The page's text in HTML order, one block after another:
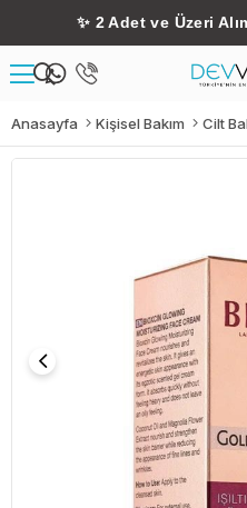
✨ 2 Adet ve Üzeri
Anasayfa Kişisel Bakım Cilt